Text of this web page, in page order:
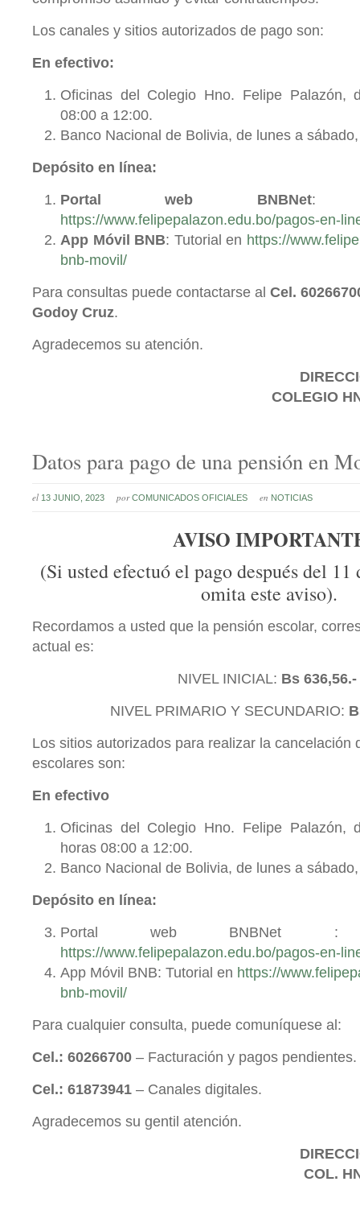
Los canales y sitios autorizados de pago son:
En efectivo:
Oficinas del Colegio Hno. Felipe Palazón,
08:00 a 12:00.
Banco Nacional de Bolivia, de lunes a
Depósito en línea:
Portal web BNBNet:
https://www.felipepalazon.edu.bo/pagos-en-
App Móvil BNB: Tutorial en https://
bnb-movil/
Para consultas puede contactarse al Cel.
Godoy Cruz.
Agradecemos su atención.
COLEGIO
Datos para pago de una pensión en
el 13 JUNIO, 2023 por COMUNICADOS OFICIALES en NOTICIAS
AVISO
(Si usted efectuó el pago después del
omita este aviso).
Recordamos a usted que la pensión escolar,
actual es:
NIVEL INICIAL: Bs 636,56.-
NIVEL PRIMARIO Y SECUNDARIO:
Los sitios autorizados para realizar la cancelación
escolares son:
En efectivo
Oficinas del Colegio Hno. Felipe Palazón,
horas 08:00 a 12:00.
Banco Nacional de Bolivia, de lunes a
Depósito en línea:
Portal web BNBNet :
https://www.felipepalazon.edu.bo/pagos-en-
App Móvil BNB: Tutorial en https://
bnb-movil/
Para cualquier consulta, puede comuníquese al:
Cel.: 60266700 – Facturación y pagos pendientes.
Cel.: 61873941 – Canales digitales.
Agradecemos su gentil atención.
COL.